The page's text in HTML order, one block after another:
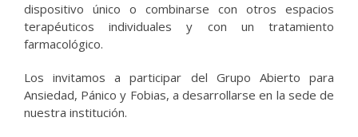
dispositivo único o combinarse con otros espacios
terapéuticos individuales y con un tratamiento
farmacológico.
Los invitamos a participar del Grupo Abierto para
Ansiedad, Pánico y Fobias, a desarrollarse en la sede de
nuestra institución.